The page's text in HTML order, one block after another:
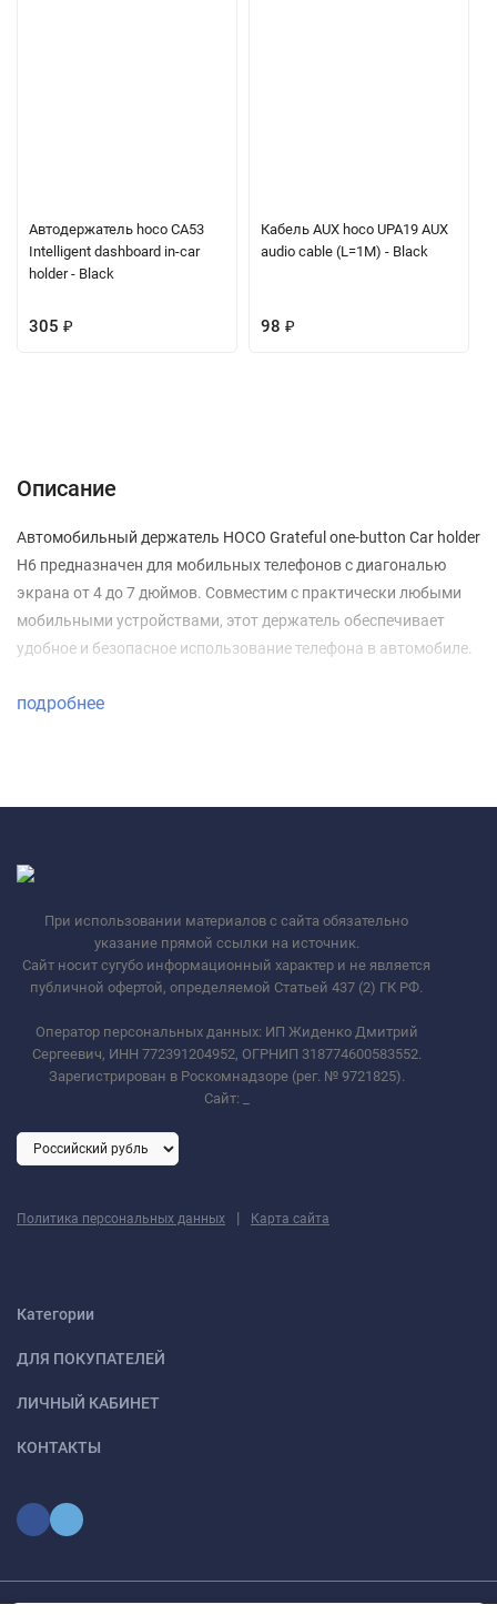
Автодержатель hoco CA53
Intelligent dashboard in-car
holder - Black
305 ₽
Кабель AUX hoco UPA19 AUX
audio cable (L=1M) - Black
98 ₽
Описание
Автомобильный держатель HOCO Grateful one-button Car holder
H6 предназначен для мобильных телефонов с диагональю
экрана от 4 до 7 дюймов. Совместим с практически любыми
мобильными устройствами, этот держатель обеспечивает
удобное и безопасное использование телефона в автомобиле.
подробнее
При использовании материалов с сайта обязательно
указание прямой ссылки на источник.
Сайт носит сугубо информационный характер и не является
публичной офертой, определяемой Статьей 437 (2) ГК РФ.
Оператор персональных данных: ИП Жиденко Дмитрий
Сергеевич, ИНН 772391204952, ОГРНИП 318774600583552.
Зарегистрирован в Роскомнадзоре (рег. № 9721825).
Сайт:
Политика персональных данных | Карта сайта
Категории
ДЛЯ ПОКУПАТЕЛЕЙ
ЛИЧНЫЙ КАБИНЕТ
КОНТАКТЫ